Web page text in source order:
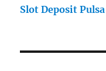
Slot Deposit Pulsa